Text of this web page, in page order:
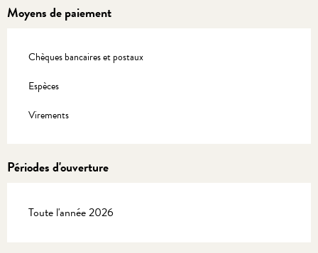
Moyens de paiement
Chèques bancaires et postaux
Espèces
Virements
Périodes d'ouverture
Toute l'année 2026